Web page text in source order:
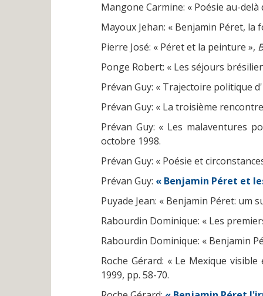
Mangone Carmine: « Poésie au-
Mayoux Jehan: « Benjamin Péret, la
Pierre José: « Péret et la peinture »,
Ponge Robert: « Les séjours
Prévan Guy: « Trajectoire politique
Prévan Guy: « La troisième
Prévan Guy: « Les malaventures
octobre 1998.
Prévan Guy: « Poésie et
Prévan Guy: « Benjamin Péret et
Puyade Jean: « Benjamin Péret: um
Rabourdin Dominique: « Les
Rabourdin Dominique: « Benjamin
Roche Gérard: « Le Mexique
1999, pp. 58-70.